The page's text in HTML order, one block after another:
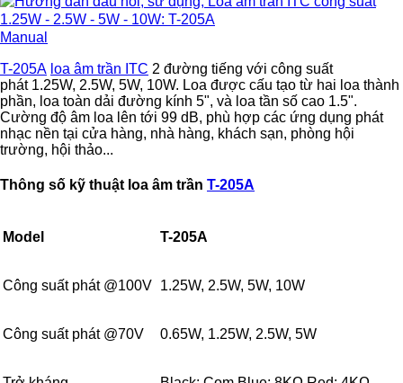
Manual
T-205A loa âm trần ITC 2 đường tiếng với công suất
phát 1.25W, 2.5W, 5W, 10W. Loa được cấu tạo từ hai loa thành
phần, loa toàn dải đường kính 5", và loa tần số cao 1.5".
Cường độ âm loa lên tới 99 dB, phù hợp các ứng dụng phát
nhạc nền tại cửa hàng, nhà hàng, khách sạn, phòng hội
trường, hội thảo...
Thông số kỹ thuật loa âm trần T-205A
Model T-205A
Công suất phát @100V 1.25W, 2.5W, 5W, 10W
Công suất phát @70V 0.65W, 1.25W, 2.5W, 5W